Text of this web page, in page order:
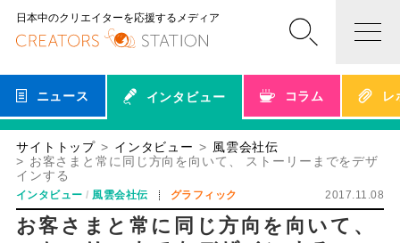
日本中のクリエイターを応援するメディア
ニュース インタビュー コラム レ
サイトトップ インタビュー
風雲会社伝
お客さまと常に同じ方向を向いて、 ストーリーまでをデザ
インする
インタビュー 風雲会社伝 グラフィック 2017.11.08
お客さまと常に同じ方向を向いて、